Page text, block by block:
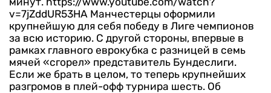
v=7jZddUR53HA Манчестерцы оформили
крупнейшую для себя победу в Лиге чемпионов
за всю историю. С другой стороны, впервые в
рамках главного еврокубка с разницей в семь
мячей «сгорел» представитель Бундеслиги.
Если же брать в целом, то теперь крупнейших
разгромов в плей-офф турнира шесть. Об